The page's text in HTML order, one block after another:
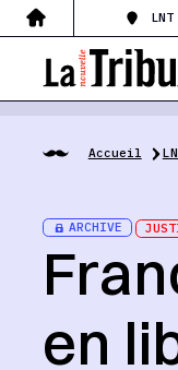
LNT
Accueil
ARCHIVE
en